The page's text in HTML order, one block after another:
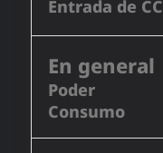
Entrada de CC
En general
Poder
Consumo